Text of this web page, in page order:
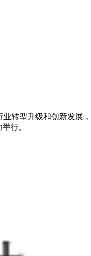
转型升级和创新发展
行。